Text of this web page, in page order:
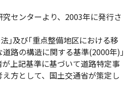
センターより、2003年に発行さ
｣及び｢重点整備地区における移
路の構造に関する基準(2000年)｣
上記基準に基づいて道路特定事
方として、国土交通省が策定し